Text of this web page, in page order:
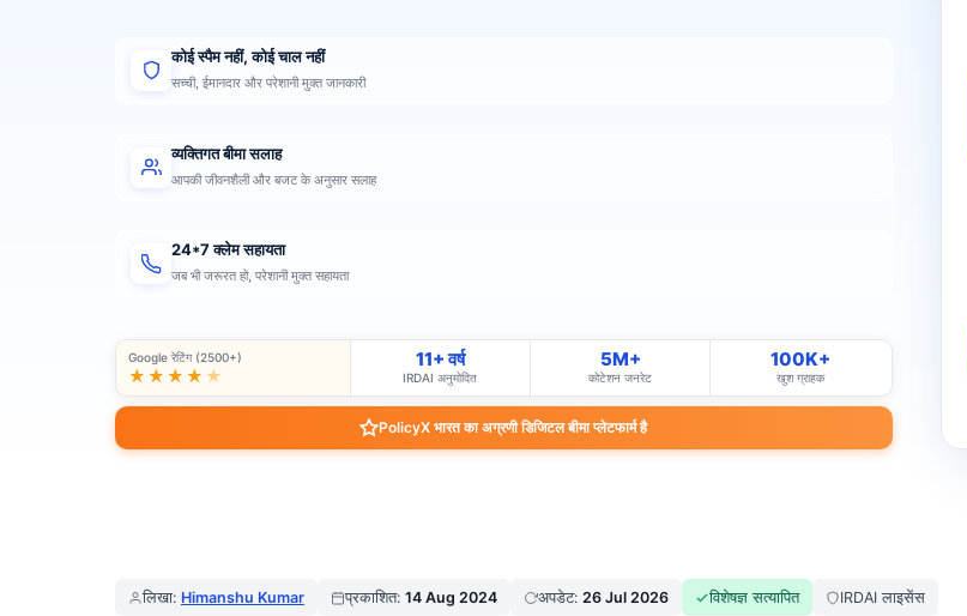
कोई स्पैम नहीं, कोई चाल नहीं
सच्ची, ईमानदार और परेशानी मुक्त जानकारी
व्यक्तिगत बीमा सलाह
आपकी जीवनशैली और बजट के अनुसार सलाह
24*7 क्लेम सहायता
जब भी जरूरत हो, परेशानी मुक्त सहायता
Google रेटिंग (2500+)
★★★★ ★
11+ वर्ष
IRDAI अनुमोदित
5M+
कोटेशन जनरेट
100K+
खुश ग्राहक
PolicyX भारत का अग्रणी डिजिटल बीमा प्लेटफार्म है
लिखा: Himanshu Kumar प्रकाशित: 14 Aug 2024 अपडेट: 26 Jul 2026 विशेषज्ञ सत्यापित IRDAI लाइसेंस